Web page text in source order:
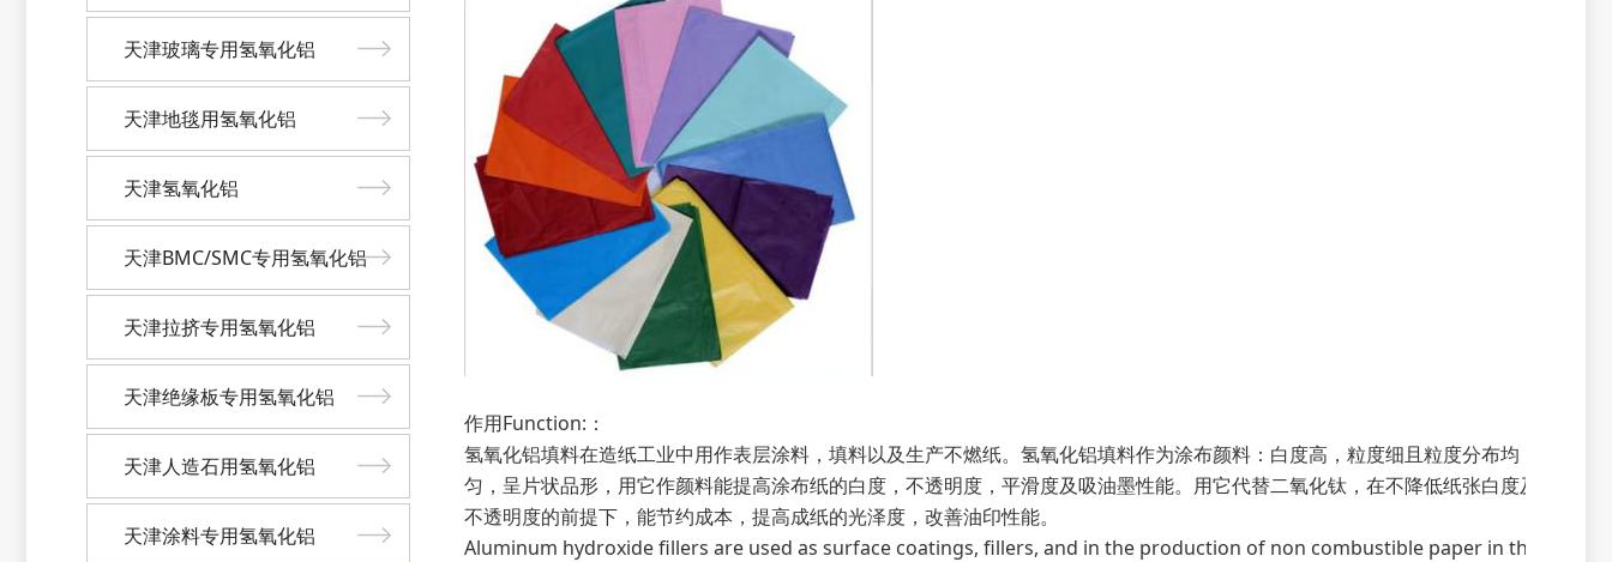
天津玻璃专用氢氧化铝
天津地毯用氢氧化铝
天津氢氧化铝
天津BMC/SMC专用氢氧化铝
天津拉挤专用氢氧化铝
天津绝缘板专用氢氧化铝
天津人造石用氢氧化铝
天津涂料专用氢氧化铝
作用Function:：
氢氧化铝填料在造纸工业中用作表层涂料，填料以及生产不燃纸。氢氧化铝填料作为涂布颜料：白度高，粒度细且粒度分布均
匀，呈片状品形，用它作颜料能提高涂布纸的白度，不透明度，平滑度及吸油墨性能。用它代替二氧化钛，在不降低纸张白度及
不透明度的前提下，能节约成本，提高成纸的光泽度，改善油印性能。
Aluminum hydroxide fillers are used as surface coatings, fillers, and in the production of non combustible paper in the